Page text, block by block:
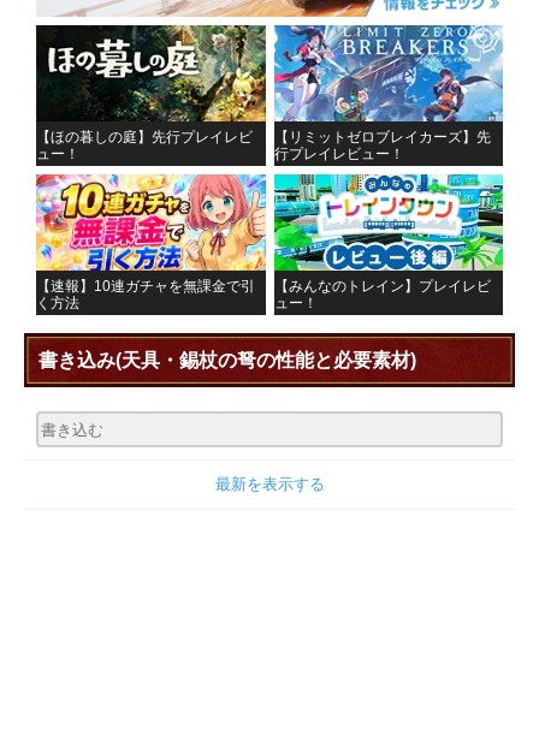
【ほの暮しの庭】先行プレイレビ
ュー！
【リミットゼロブレイカーズ】先
行プレイレビュー！
【速報】10連ガチャを無課金で引
く方法
【みんなのトレイン】プレイレビ
ュー！
書き込み(天具・錫杖の弩の性能と必要素材)
最新を表示する